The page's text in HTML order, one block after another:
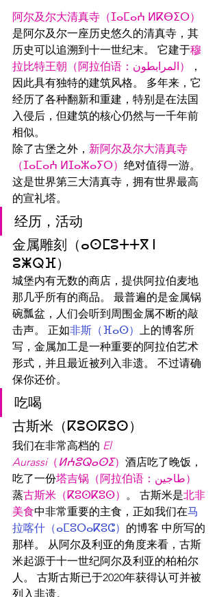
阿尔及尔大清真寺（ⵊⴰⵎⴰⵄ ⵍⴽⴱⵉⵔ）
是阿尔及尔一座历史悠久的清真寺，其
历史可以追溯到十一世纪末。 它建于穆
拉比特王朝（阿拉伯语：المرابطون）
，
因此具有独特的建筑风格。 多年来，它
经历了各种翻新和重建，特别是在法国
入侵后，但建筑的核心仍然与一千年前
相似。
除了古堡之外， 新阿尔及尔大清真寺
（ⵊⴰⵎⴰⵄ ⵍⵊⴰⵣⴰⵢⵔ） 绝对值得一游。
这是世界第三大清真寺，拥有世界最高
的宣礼塔。
经历，活动
金属雕刻（ⴰⵙⵎⵓⵜⵜⴳ ⵏ
ⵓⵥⵕⴼ）
城堡内有无数的商店，提供阿拉伯麦地
那几乎所有的商品。 最普遍的是金属锅
碗瓢盆，人们会听到周围金属不断的敲
击声。 正如非斯（ⴼⴰⵙ）
上的博客所
写，金属加工是一种重要的阿拉伯艺术
形式，并且最近被列入非遗。 不过请确
保你还价。
吃喝
古斯米 （ⴽⵓⵙⴽⵓⵙ）
我们在非常高档的 El
Aurassi（ ⵍⵄⵓⵕⴰⵙⵉ） 酒店吃了晚饭，
吃了一份
塔吉锅（阿拉伯语：طاجين）
蒸古斯米（ⴽⵓⵙⴽⵓⵙ） 。 古斯米是北非
美食中非常重要的主食，正如我们在马
拉喀什（ⴰⵎⵓⵔⴰⴽⵓⵛ） 的博客 中所写的
那样。 从阿尔及利亚的角度来看， 古斯
米起源于十一世纪阿尔及利亚的柏柏尔
人。 古斯古斯已于2020年获得认可并被
列入非遗。